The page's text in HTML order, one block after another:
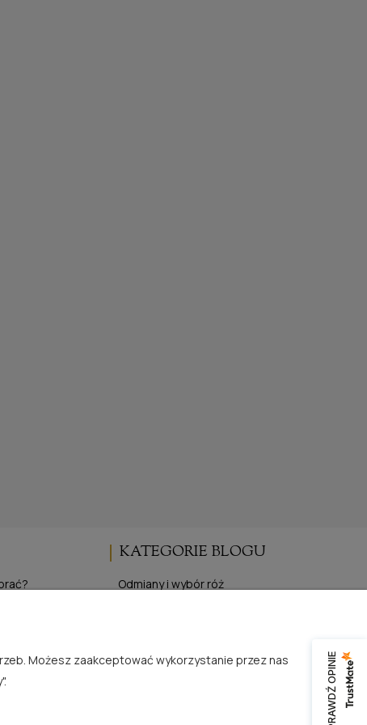
róż
KATEGORIE BLOGU
Odmiany i wybór róż
Publikacje i media o RosaĆwik
SPRAWDŹ OPINIE
Możesz zaakceptować wykorzystanie przez nas